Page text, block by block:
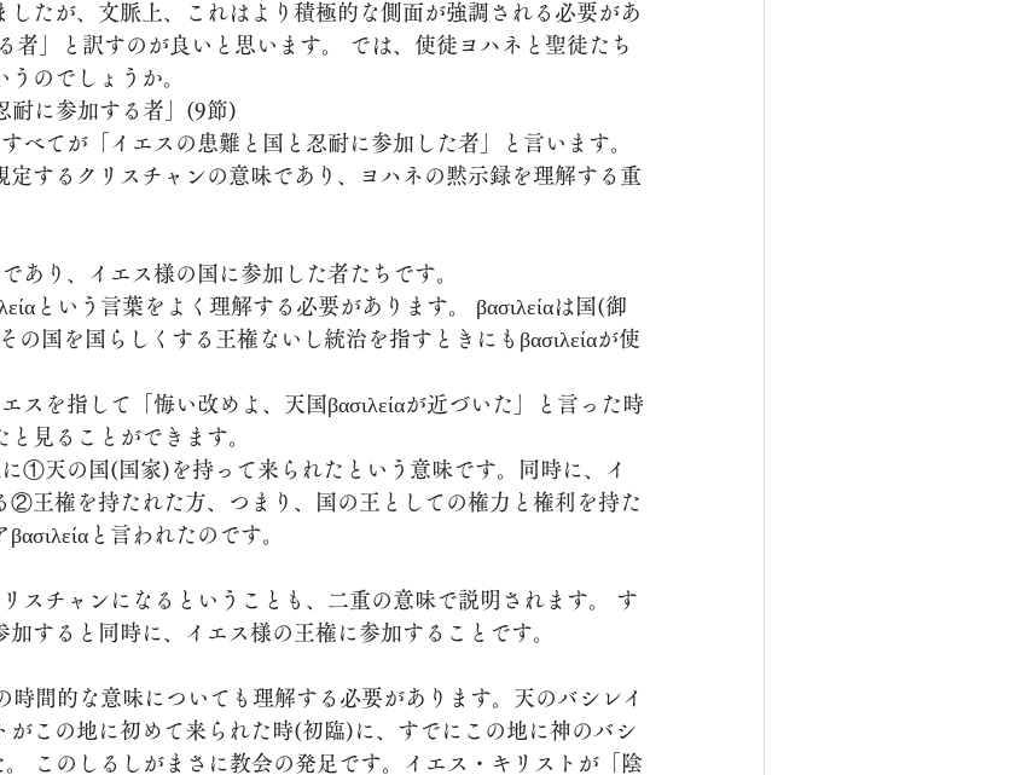
したが、文脈上、これはより積極的な側面が強調される必要があ
者」と訳すのが良いと思います。 では、使徒ヨハネと聖徒たち
のでしょうか。
耐に参加する者」(9節)
定するクリスチャンの意味であり、ヨハネの黙示録を理解する重
であり、イエス様の国に参加した者たちです。
の国を国らしくする王権ないし統治を指すときにもβασιλείαが使
見ることができます。
②王権を持たれた方、つまり、国の王としての権力と権利を持た
と言われたのです。
加すると同時に、イエス様の王権に参加することです。
がこの地に初めて来られた時(初臨)に、すでにこの地に神のバシ
このしるしがまさに教会の発足です。イエス・キリストが「陰